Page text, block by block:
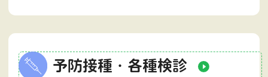
予防接種・各種検診